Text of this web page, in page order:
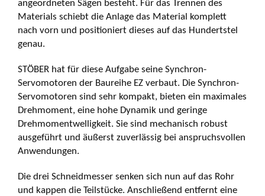
angeordneten Sägen besteht. Für das Trennen des
Materials schiebt die Anlage das Material komplett
nach vorn und positioniert dieses auf das Hundertstel
genau.
STÖBER hat für diese Aufgabe seine Synchron-
Servomotoren der Baureihe EZ verbaut. Die Synchron-
Servomotoren sind sehr kompakt, bieten ein maximales
Drehmoment, eine hohe Dynamik und geringe
Drehmoment­welligkeit. Sie sind mechanisch robust
ausgeführt und äußerst zuverlässig bei anspruchsvollen
Anwendungen.
Die drei Schneid­messer senken sich nun auf das Rohr
und kappen die Teilstücke. Anschließend entfernt eine